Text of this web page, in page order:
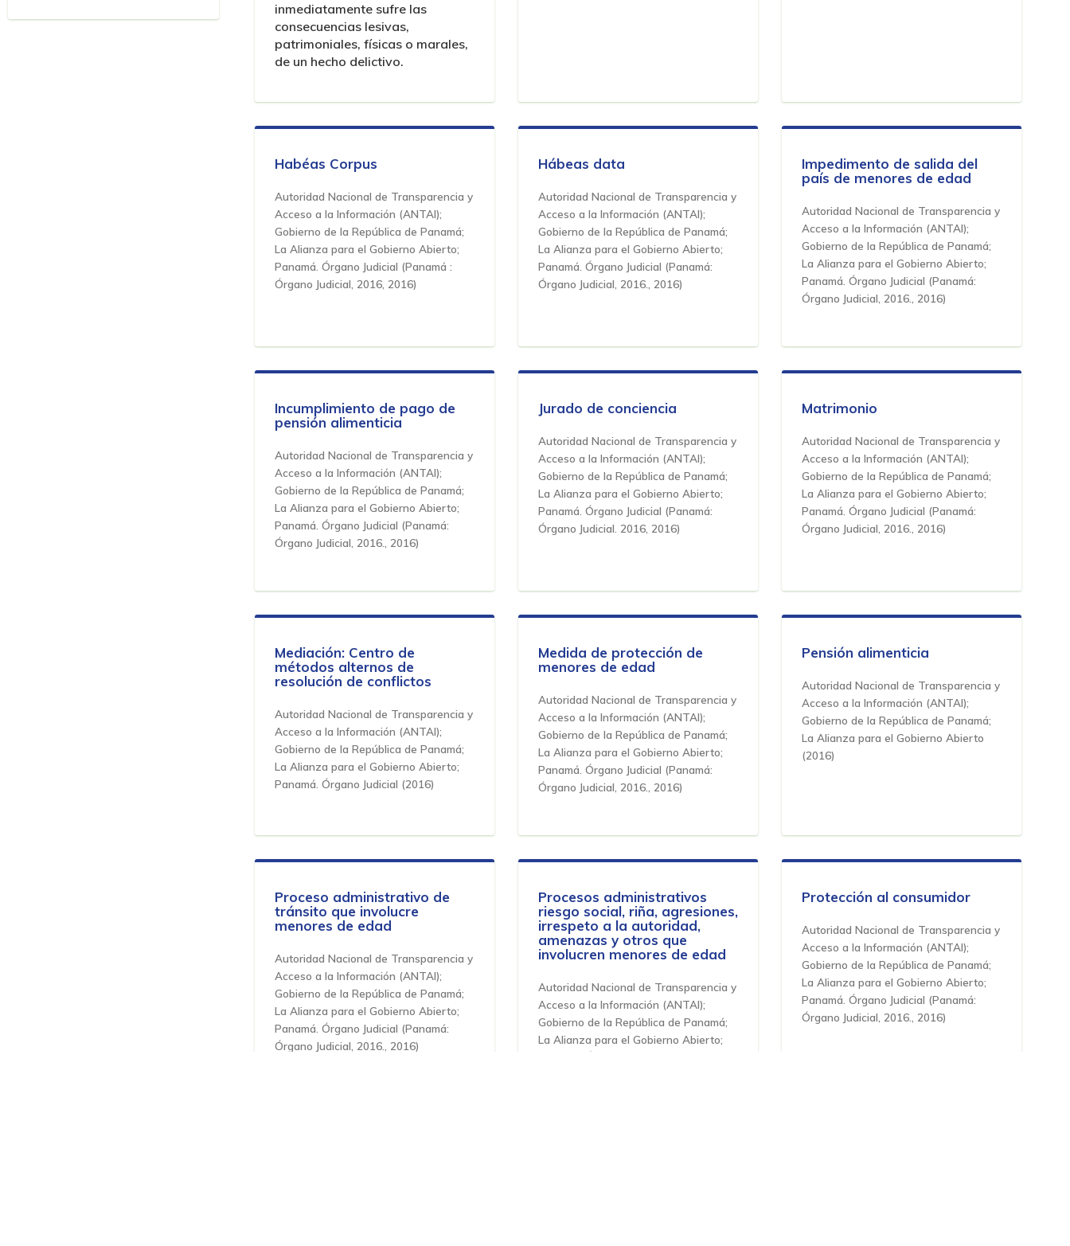
inmediatamente sufre las
consecuencias lesivas,
patrimoniales, físicas o marales,
de un hecho delictivo.
Habéas Corpus
Autoridad Nacional de Transparencia y
Acceso a la Información (ANTAI);
Gobierno de la República de Panamá;
La Alianza para el Gobierno Abierto;
Panamá. Órgano Judicial (Panamá :
Órgano Judicial, 2016, 2016)
Hábeas data
Autoridad Nacional de Transparencia y
Acceso a la Información (ANTAI);
Gobierno de la República de Panamá;
La Alianza para el Gobierno Abierto;
Panamá. Órgano Judicial (Panamá:
Órgano Judicial, 2016.
2016)
Impedimento de salida del
país de menores de edad
Autoridad Nacional de Transparencia y
Acceso a la Información (ANTAI);
Gobierno de la República de Panamá;
La Alianza para el Gobierno Abierto;
Panamá. Órgano Judicial (Panamá:
Órgano Judicial, 2016.
2016)
Incumplimiento de pago de
pensión alimenticia
Autoridad Nacional de Transparencia y
Acceso a la Información (ANTAI);
Gobierno de la República de Panamá;
La Alianza para el Gobierno Abierto;
Panamá. Órgano Judicial (Panamá:
Órgano Judicial, 2016.
2016)
Jurado de conciencia
Autoridad Nacional de Transparencia y
Acceso a la Información (ANTAI);
Gobierno de la República de Panamá;
La Alianza para el Gobierno Abierto;
Panamá. Órgano Judicial (Panamá:
Órgano Judicial. 2016, 2016)
Matrimonio
Autoridad Nacional de Transparencia y
Acceso a la Información (ANTAI);
Gobierno de la República de Panamá;
La Alianza para el Gobierno Abierto;
Panamá. Órgano Judicial (Panamá:
Órgano Judicial, 2016.
2016)
Mediación: Centro de
métodos alternos de
resolución de conflictos
Autoridad Nacional de Transparencia y
Acceso a la Información (ANTAI);
Gobierno de la República de Panamá;
La Alianza para el Gobierno Abierto;
Panamá. Órgano Judicial (2016)
Medida de protección de
menores de edad
Autoridad Nacional de Transparencia y
Acceso a la Información (ANTAI);
Gobierno de la República de Panamá;
La Alianza para el Gobierno Abierto;
Panamá. Órgano Judicial (Panamá:
Órgano Judicial, 2016.
2016)
Pensión alimenticia
Autoridad Nacional de Transparencia y
Acceso a la Información (ANTAI);
Gobierno de la República de Panamá;
La Alianza para el Gobierno Abierto
(2016)
Proceso administrativo de
tránsito que involucre
menores de edad
Autoridad Nacional de Transparencia y
Acceso a la Información (ANTAI);
Gobierno de la República de Panamá;
La Alianza para el Gobierno Abierto;
Panamá. Órgano Judicial (Panamá:
Órgano Judicial, 2016.
2016)
Procesos administrativos
riesgo social, riña, agresiones,
irrespeto a la autoridad,
amenazas y otros que
involucren menores de edad
Autoridad Nacional de Transparencia y
Acceso a la Información (ANTAI);
Gobierno de la República de Panamá;
La Alianza para el Gobierno Abierto;
Protección al consumidor
Autoridad Nacional de Transparencia y
Acceso a la Información (ANTAI);
Gobierno de la República de Panamá;
La Alianza para el Gobierno Abierto;
Panamá. Órgano Judicial (Panamá:
Órgano Judicial, 2016.
2016)